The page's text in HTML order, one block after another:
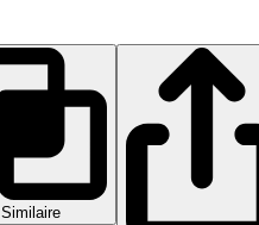
Similaire